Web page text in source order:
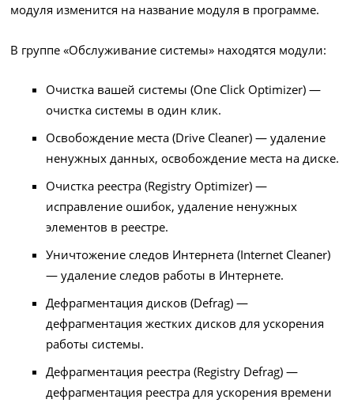
модуля изменится на название модуля в программе.
В группе «Обслуживание системы» находятся модули:
Очистка вашей системы (One Click Optimizer) —
очистка системы в один клик.
Освобождение места (Drive Cleaner) — удаление
ненужных данных, освобождение места на диске.
Очистка реестра (Registry Optimizer) —
исправление ошибок, удаление ненужных
элементов в реестре.
Уничтожение следов Интернета (Internet Cleaner)
— удаление следов работы в Интернете.
Дефрагментация дисков (Defrag) —
дефрагментация жестких дисков для ускорения
работы системы.
Дефрагментация реестра (Registry Defrag) —
дефрагментация реестра для ускорения времени